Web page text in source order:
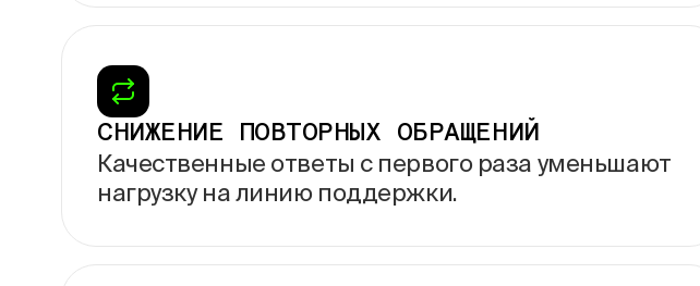
СНИЖЕНИЕ ПОВТОРНЫХ ОБРАЩЕНИЙ
Качественные ответы с первого раза уменьшают
нагрузку на линию поддержки.